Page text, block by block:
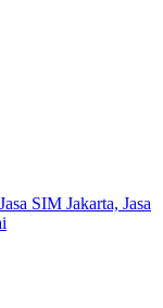
SIM Jakarta, Jasa